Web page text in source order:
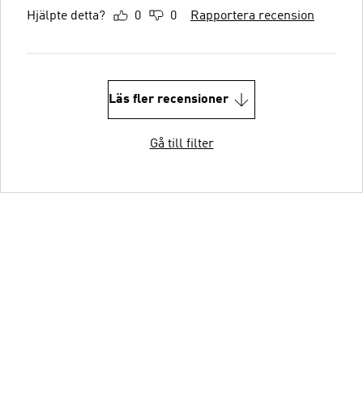
Hjälpte detta? 0 0 Rapportera recension
Läs fler recensioner
Gå till filter